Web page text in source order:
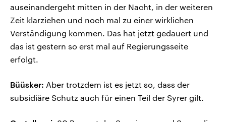
auseinandergeht mitten in der Nacht, in der weiteren
Zeit klarziehen und noch mal zu einer wirklichen
Verständigung kommen. Das hat jetzt gedauert und
das ist gestern so erst mal auf Regierungsseite
erfolgt.
Büüsker: Aber trotzdem ist es jetzt so, dass der
subsidiäre Schutz auch für einen Teil der Syrer gilt.